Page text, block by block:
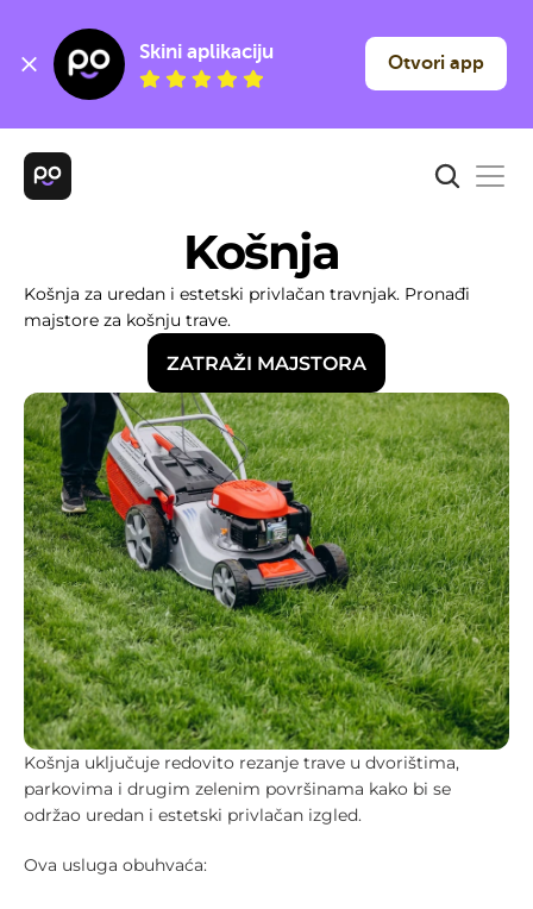
Skini aplikaciju Otvori app
Košnja
Košnja za uredan i estetski privlačan travnjak. Pronađi
majstore za košnju trave.
ZATRAŽI MAJSTORA
Košnja uključuje redovito rezanje trave u dvorištima,
parkovima i drugim zelenim površinama kako bi se
održao uredan i estetski privlačan izgled.
Ova usluga obuhvaća: